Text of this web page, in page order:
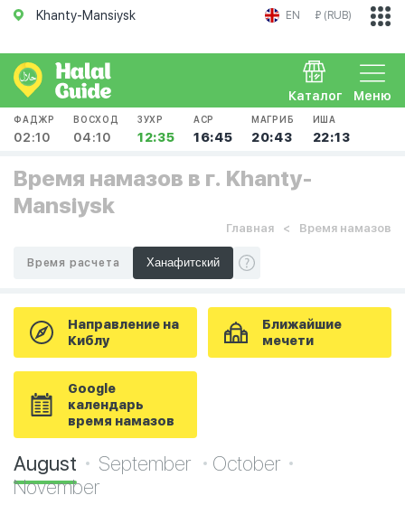
Khanty-Mansiysk EN ₽ (RUB)
Меню
Каталог
ФАДЖР
02:10
ВОСХОД
04:10
ЗУХР
12:35
АСР
16:45
МАГРИБ
20:43
ИША
22:13
Время намазов в г. Khanty-
Mansiysk
Главная Время намазов
Время расчета
Направление на
Киблу
Ближайшие
мечети
Google
календарь
время намазов
August September
October
November